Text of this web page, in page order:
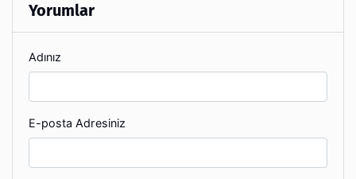
Yorumlar
Adınız
E-posta Adresiniz